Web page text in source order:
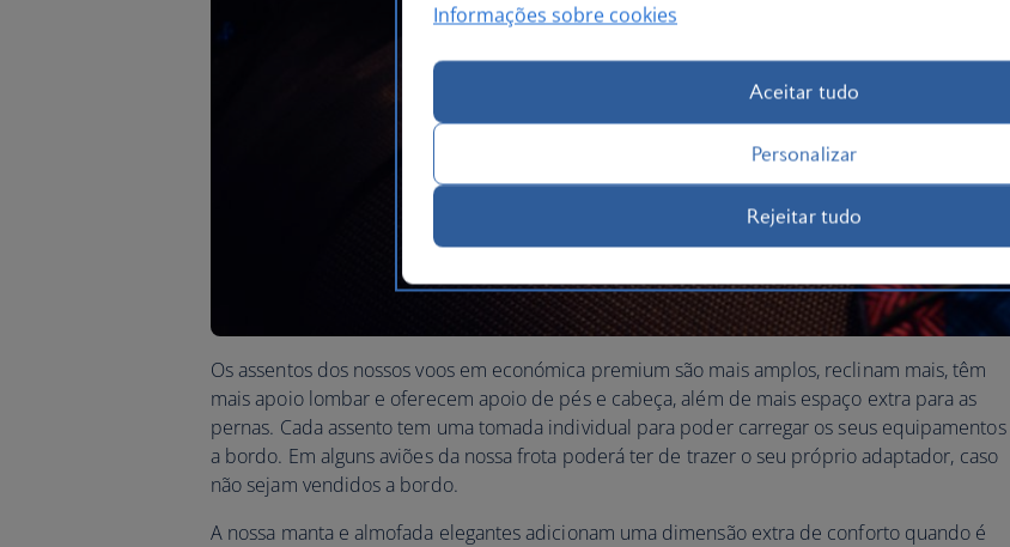
Os assentos dos nossos voos em económica premium são mais amplos, reclinam mais, têm
mais apoio lombar e oferecem apoio de pés e cabeça, além de mais espaço extra para as
pernas. Cada assento tem uma tomada individual para poder carregar os seus equipamentos
a bordo. Em alguns aviões da nossa frota poderá ter de trazer o seu próprio adaptador, caso
não sejam vendidos a bordo.
A nossa manta e almofada elegantes adicionam uma dimensão extra de conforto quando é
Informações sobre cookies
Aceitar tudo
Personalizar
Rejeitar tudo